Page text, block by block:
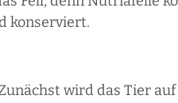
konserviert.
wird das Tier